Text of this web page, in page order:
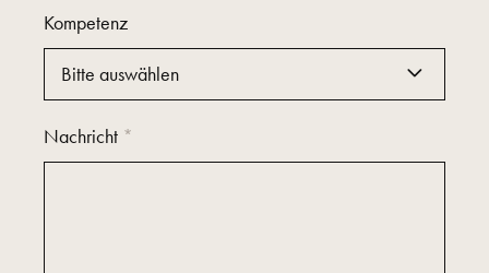
Kompetenz
Nachricht *